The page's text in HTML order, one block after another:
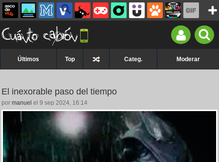
Últimos Top Categ. Moderar
El inexorable paso del tiempo
por manuel el 9 sep 2024, 16:14